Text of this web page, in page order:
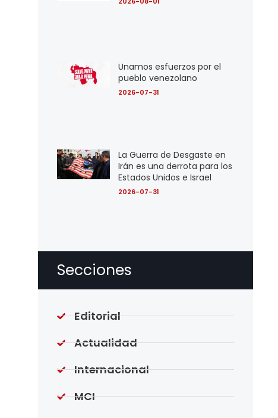
Unamos esfuerzos por el
pueblo venezolano
2026-07-31
La Guerra de Desgaste en
Irán es una derrota para los
Estados Unidos e Israel
2026-07-31
Secciones
Editorial
Actualidad
Internacional
MCI